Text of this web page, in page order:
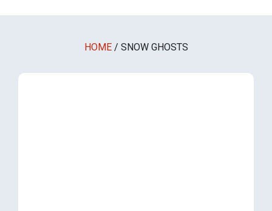
HOME / SNOW GHOSTS